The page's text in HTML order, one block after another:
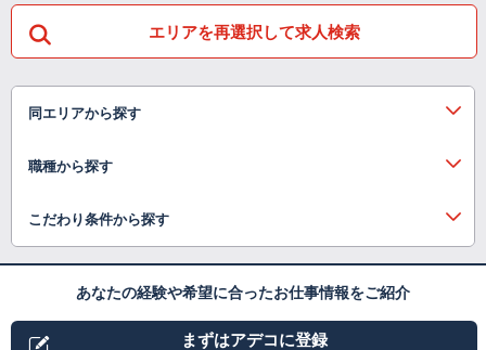
エリアを再選択して求人検索
同エリアから探す
職種から探す
こだわり条件から探す
あなたの経験や希望に合ったお仕事情報をご紹介
まずはアデコに登録